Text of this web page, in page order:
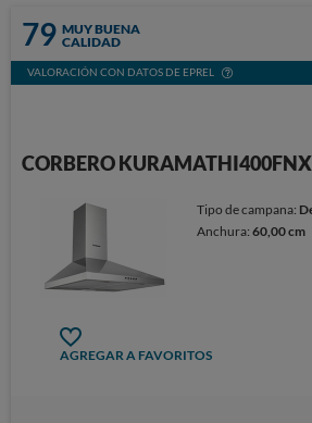
79 MUY BUENA
CALIDAD
VALORACIÓN CON DATOS DE EPREL
CORBERO KURAMATHI400FNX
Tipo de campana:
Anchura:60,00 cm
AGREGAR A FAVORITOS